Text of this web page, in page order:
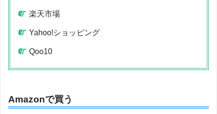
楽天市場
Yahoo!ショッピング
Qoo10
Amazonで買う